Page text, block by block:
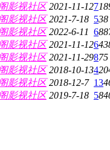
影视社区 2021-11-127
影视社区 2021-7-18 538
影视社区 2022-6-11 6
影视社区 2021-11-126
影视社区 2021-11-29875
影视社区 2018-10-134
影视社区 2018-12-7 13
影视社区 2019-7-18 5